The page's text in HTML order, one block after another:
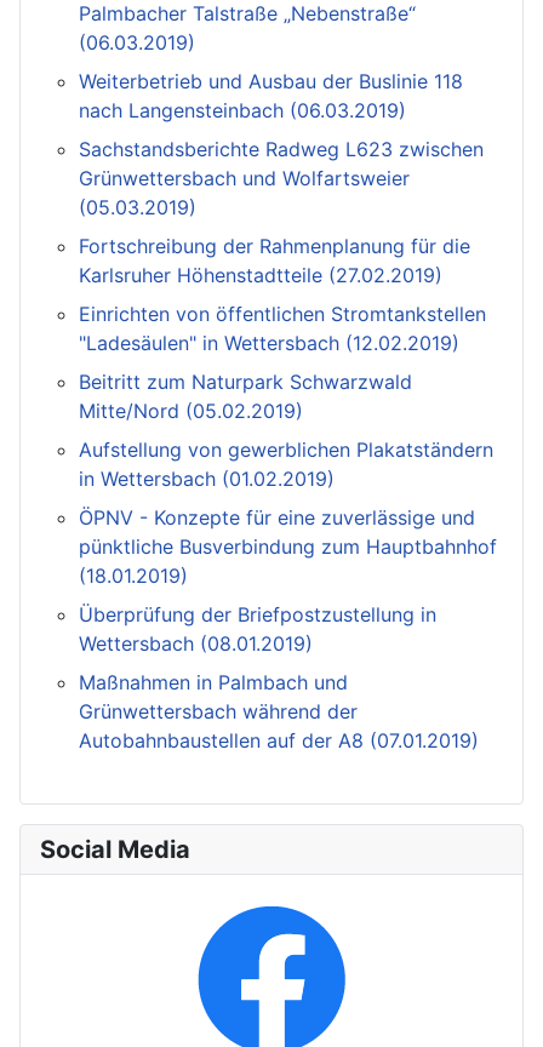
Palmbacher Talstraße „Nebenstraße“
(06.03.2019)
Weiterbetrieb und Ausbau der Buslinie 118
nach Langensteinbach (06.03.2019)
Sachstandsberichte Radweg L623 zwischen
Grünwettersbach und Wolfartsweier
(05.03.2019)
Fortschreibung der Rahmenplanung für die
Karlsruher Höhenstadtteile (27.02.2019)
Einrichten von öffentlichen Stromtankstellen
"Ladesäulen" in Wettersbach (12.02.2019)
Beitritt zum Naturpark Schwarzwald
Mitte/Nord (05.02.2019)
Aufstellung von gewerblichen Plakatständern
in Wettersbach (01.02.2019)
ÖPNV - Konzepte für eine zuverlässige und
pünktliche Busverbindung zum Hauptbahnhof
(18.01.2019)
Überprüfung der Briefpostzustellung in
Wettersbach (08.01.2019)
Maßnahmen in Palmbach und
Grünwettersbach während der
Autobahnbaustellen auf der A8 (07.01.2019)
Social Media